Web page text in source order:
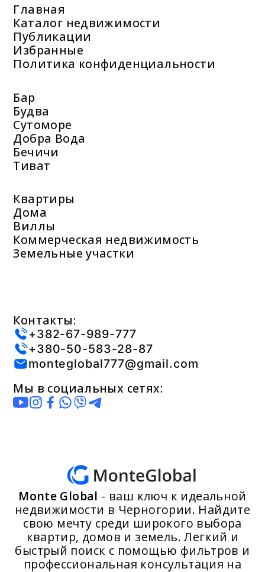
Главная
Каталог недвижимости
Публикации
Избранные
Политика конфиденциальности
Бар
Будва
Сутоморе
Добра Вода
Бечичи
Тиват
Квартиры
Дома
Виллы
Коммерческая недвижимость
Земельные участки
Контакты:
+382-67-989-777
+380-50-583-28-87
monteglobal777@gmail.com
Мы в социальных сетях:
Monte Global - ваш ключ к идеальной
недвижимости в Черногории. Найдите
свою мечту среди широкого выбора
квартир, домов и земель. Легкий и
быстрый поиск с помощью фильтров и
профессиональная консультация на